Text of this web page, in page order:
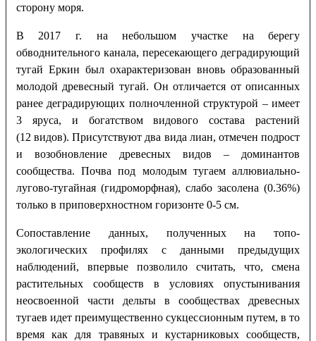
сторону моря.
В 2017 г. на небольшом участке на берегу
обводнительного канала, пересекающего деградирующий
тугай Еркин был охарактеризован вновь образованный
молодой древесный тугай. Он отличается от описанных
ранее деградирующих полночленной структурой – имеет
3 яруса, и богатством видового состава растений
(12 видов). Присутствуют два вида лиан, отмечен подрост
и возобновление древесных видов – доминантов
сообщества. Почва под молодым тугаем аллювиально-
лугово-тугайная (гидроморфная), слабо засолена (0.36%)
только в приповерхностном горизонте 0-5 см.
Сопоставление данных, полученных на топо-
экологических профилях с данными предыдущих
наблюдений, впервые позволило считать, что, смена
растительных сообществ в условиях опустынивания
неосвоенной части дельты в сообществах древесных
тугаев идет преимущественно сукцессионным путем, в то
время как для травяных и кустарниковых сообществ,